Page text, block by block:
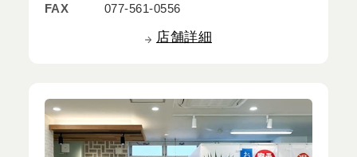
FAX
077-561-0556
店舗詳細